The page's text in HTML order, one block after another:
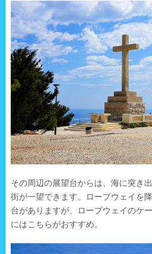
その周辺の展望台からは、海に突き
街が一望できます。ロープウェイを
台がありますが、ロープウェイのケ
にはこちらがおすすめ。